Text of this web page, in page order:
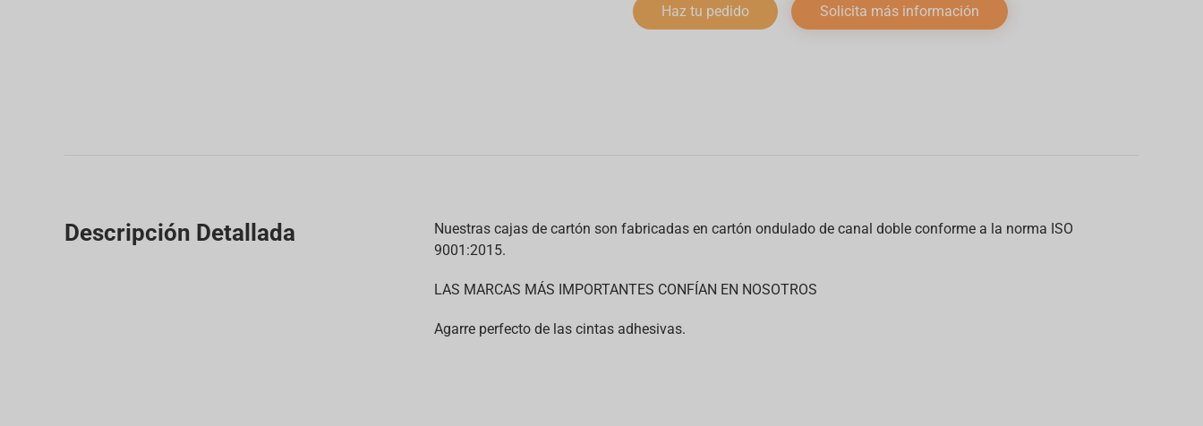
Haz tu pedido Solicita más información
Descripción Detallada
Nuestras cajas de cartón son fabricadas en cartón ondulado de canal doble conforme a la norma ISO
9001:2015.
LAS MARCAS MÁS IMPORTANTES CONFÍAN EN NOSOTROS
Agarre perfecto de las cintas adhesivas.